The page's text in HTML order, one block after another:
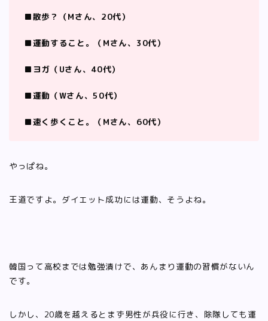
■散歩？（Mさん、20代）
■運動すること。（Mさん、30代）
■ヨガ（Uさん、40代）
■運動（Wさん、50代）
■速く歩くこと。（Mさん、60代）
やっぱね。
王道ですよ。ダイエット成功には運動、そうよね。
韓国って高校までは勉強漬けで、あんまり運動の習慣がないん
です。
しかし、20歳を越えるとまず男性が兵役に行き、除隊しても運